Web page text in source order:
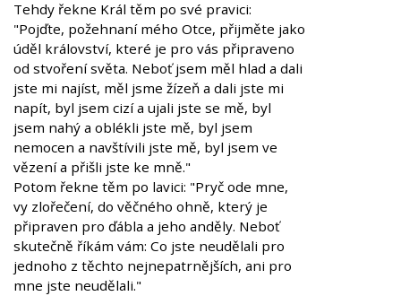
Tehdy řekne Král těm po své pravici:
"Pojďte, požehnaní mého Otce, přijměte jako
úděl království, které je pro vás připraveno
od stvoření světa. Neboť jsem měl hlad a dali
jste mi najíst, měl jsme žízeň a dali jste mi
napít, byl jsem cizí a ujali jste se mě, byl
jsem nahý a oblékli jste mě, byl jsem
nemocen a navštívili jste mě, byl jsem ve
vězení a přišli jste ke mně."
Potom řekne těm po lavici: "Pryč ode mne,
vy zlořečení, do věčného ohně, který je
připraven pro ďábla a jeho anděly. Neboť
skutečně říkám vám: Co jste neudělali pro
jednoho z těchto nejnepatrnějších, ani pro
mne jste neudělali."